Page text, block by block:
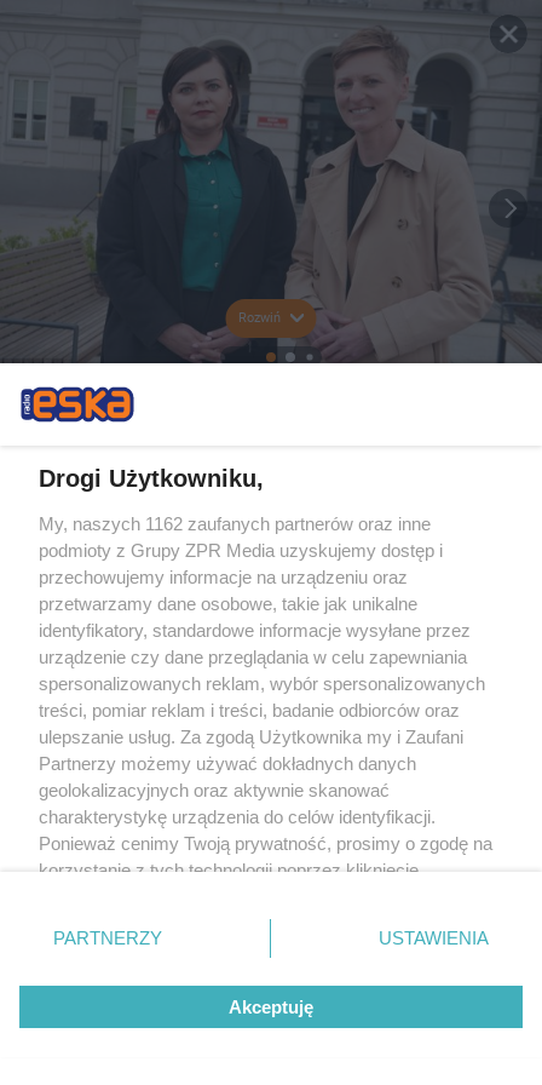
Rozwiń
Drogi Użytkowniku,
My, naszych 1162 zaufanych partnerów oraz inne
podmioty z Grupy ZPR Media uzyskujemy dostęp i
przechowujemy informacje na urządzeniu oraz
przetwarzamy dane osobowe, takie jak unikalne
identyfikatory, standardowe informacje wysyłane przez
urządzenie czy dane przeglądania w celu zapewniania
spersonalizowanych reklam, wybór spersonalizowanych
treści, pomiar reklam i treści, badanie odbiorców oraz
ulepszanie usług. Za zgodą Użytkownika my i Zaufani
Partnerzy możemy używać dokładnych danych
geolokalizacyjnych oraz aktywnie skanować
charakterystykę urządzenia do celów identyfikacji.
Ponieważ cenimy Twoją prywatność, prosimy o zgodę na
korzystanie z tych technologii poprzez kliknięcie
zmienić/wycofać klikając przycisk ustawień prywatności
znajdujący się w lewym dolnym rogu strony
rodzaje przetwarzania danych nie wymagają zgody
użytkownika, ale masz prawo sprzeciwić się takiemu
przetwarzaniu. Preferencje będą miały zastosowanie tylko
PARTNERZY USTAWIENIA
Akceptuję